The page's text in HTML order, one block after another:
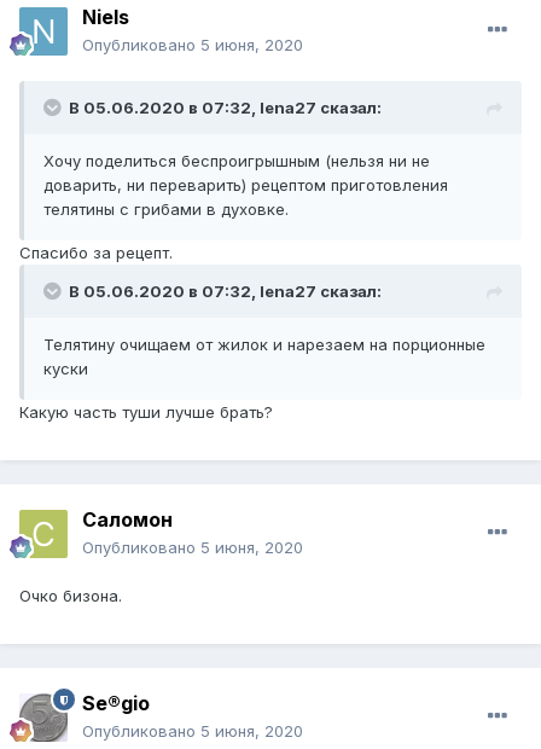
Niels
Опубликовано 5 июня, 2020
В 05.06.2020 в 07:32, lena27 сказал:
Хочу поделиться беспроигрышным (нельзя ни не
доварить, ни переварить) рецептом приготовления
телятины с грибами в духовке.
Спасибо за рецепт.
В 05.06.2020 в 07:32, lena27 сказал:
Телятину очищаем от жилок и нарезаем на порционные
куски
Какую часть туши лучше брать?
Саломон
Опубликовано 5 июня, 2020
Очко бизона.
Se®gio
Опубликовано 5 июня, 2020